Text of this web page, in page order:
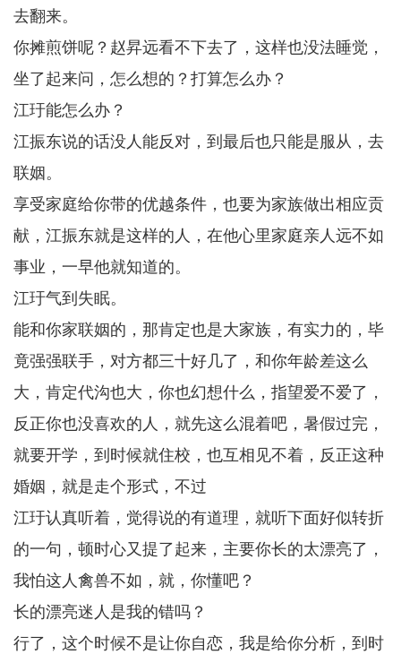
去翻来。
你摊煎饼呢？赵昇远看不下去了，这样也没法睡觉，
坐了起来问，怎么想的？打算怎么办？
江玗能怎么办？
江振东说的话没人能反对，到最后也只能是服从，去
联姻。
享受家庭给你带的优越条件，也要为家族做出相应贡
献，江振东就是这样的人，在他心里家庭亲人远不如
事业，一早他就知道的。
江玗气到失眠。
能和你家联姻的，那肯定也是大家族，有实力的，毕
竟强强联手，对方都三十好几了，和你年龄差这么
大，肯定代沟也大，你也幻想什么，指望爱不爱了，
反正你也没喜欢的人，就先这么混着吧，暑假过完，
就要开学，到时候就住校，也互相见不着，反正这种
婚姻，就是走个形式，不过
江玗认真听着，觉得说的有道理，就听下面好似转折
的一句，顿时心又提了起来，主要你长的太漂亮了，
我怕这人禽兽不如，就，你懂吧？
长的漂亮迷人是我的错吗？
行了，这个时候不是让你自恋，我是给你分析，到时